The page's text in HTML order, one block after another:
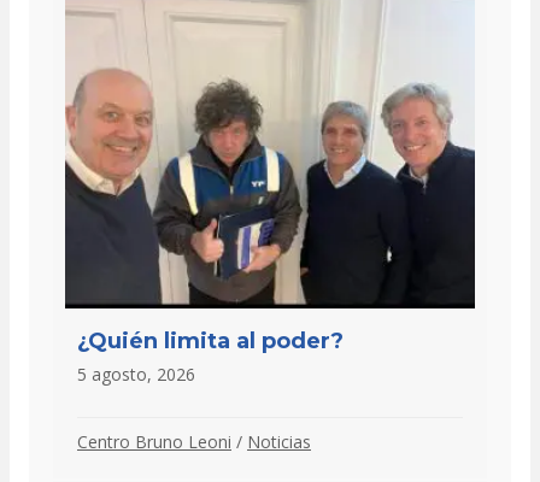
¿Quién limita al poder?
5 agosto, 2026
Centro Bruno Leoni / Noticias